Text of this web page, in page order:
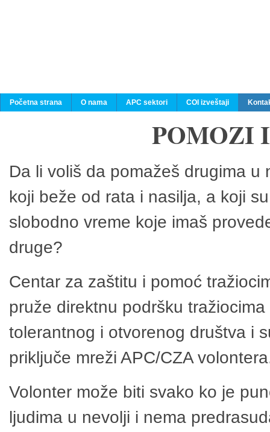
Početna strana O nama APC sektori COI izveštaji
POMOZI
Da li voliš da pomažeš drugima
koji beže od rata i nasilja, a koji
slobodno vreme koje imaš
druge?
Centar za zaštitu i pomoć
pruže direktnu podršku
tolerantnog i otvorenog društva i
priključe mreži APC/CZA
Volonter može biti svako ko je
ljudima u nevolji i nema